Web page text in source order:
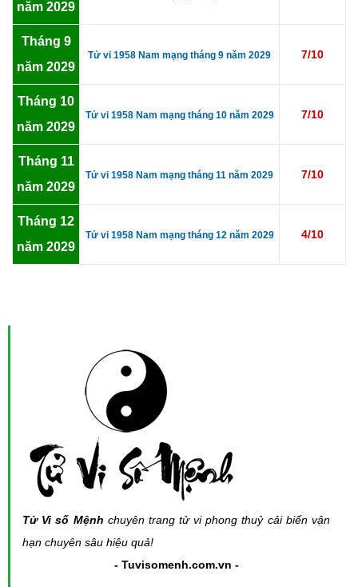
năm 2029
Tháng 9
năm 2029
Tử vi 1958 Nam mạng tháng 9 năm 2029 7/10
Tháng 10
năm 2029
Tử vi 1958 Nam mạng tháng 10 năm 2029 7/10
Tháng 11
năm 2029
Tử vi 1958 Nam mạng tháng 11 năm 2029 7/10
Tháng 12
năm 2029
Tử vi 1958 Nam mạng tháng 12 năm 2029 4/10
Tử Vi số Mệnh chuyên trang tử vi phong thuỷ cải biến vận
hạn chuyên sâu hiệu quả!
- Tuvisomenh.com.vn -